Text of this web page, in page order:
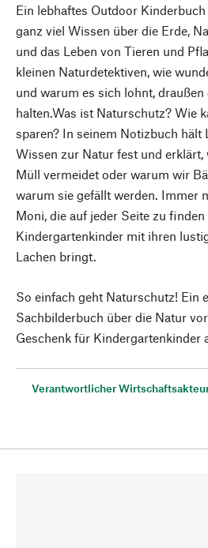
Ein lebhaftes Outdoor
ganz viel Wissen über die Erde,
und das Leben von Tieren und
kleinen Naturdetektiven, wie
und warum es sich lohnt,
halten.Was ist Naturschutz? Wie
sparen? In seinem Notizbuch hält
Wissen zur Natur fest und erklärt,
Müll vermeidet oder warum wir
warum sie gefällt werden. Immer
Moni, die auf jeder Seite zu
Kindergartenkinder mit ihren
Lachen bringt.
So einfach geht Naturschutz! Ein
Sachbilderbuch über die Natur
Geschenk für Kindergartenkinder
Verantwortlicher